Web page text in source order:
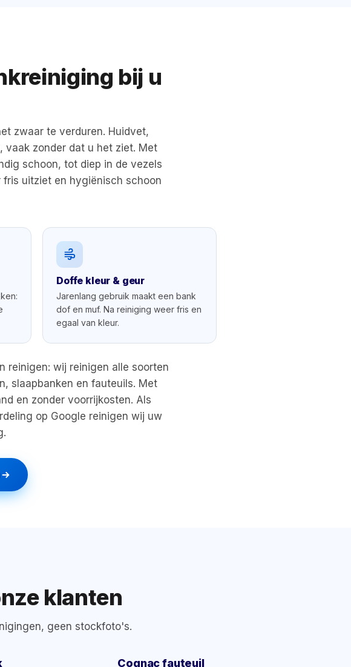
bij u
zwaar te verduren. Huidvet,
vaak zonder dat u het ziet. Met
schoon, tot diep in de vezels
uitziet en hygiënisch schoon
Doffe kleur & geur
Jarenlang gebruik maakt een bank
dof en muf. Na reiniging weer fris en
egaal van kleur.
reinigen: wij reinigen alle soorten
slaapbanken en fauteuils. Met
en zonder voorrijkosten. Als
op Google reinigen wij uw
klanten
geen stockfoto's.
Cognac fauteuil